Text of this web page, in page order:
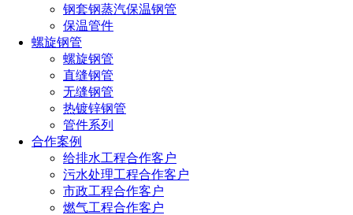
钢套钢蒸汽保温钢管
保温管件
螺旋钢管
螺旋钢管
直缝钢管
无缝钢管
热镀锌钢管
管件系列
合作案例
给排水工程合作客户
污水处理工程合作客户
市政工程合作客户
燃气工程合作客户